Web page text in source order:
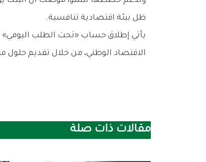
ظل بيئة اقتصادية تنافسية.
يأتي إطلاق حساب «تحت الطلب اليومي»
الاقتصاد الوطني، من خلال تقديم حلول
مقالات ذات صلة